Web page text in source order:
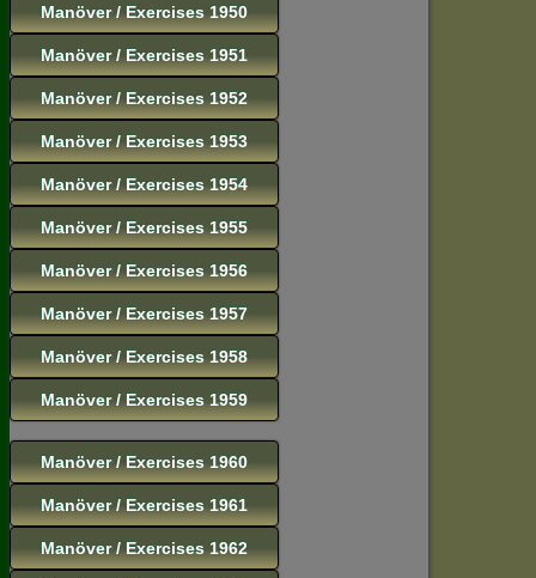
Manöver / Exercises 1950
Manöver / Exercises 1951
Manöver / Exercises 1952
Manöver / Exercises 1953
Manöver / Exercises 1954
Manöver / Exercises 1955
Manöver / Exercises 1956
Manöver / Exercises 1957
Manöver / Exercises 1958
Manöver / Exercises 1959
Manöver / Exercises 1960
Manöver / Exercises 1961
Manöver / Exercises 1962